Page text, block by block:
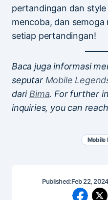
pertandingan dan
mencoba, dan
setiap pertandingan!
Baca juga informasi
seputar Mobile
dari Bima. For further
inquiries, you can
Mobile
Published:Feb 22, 2024